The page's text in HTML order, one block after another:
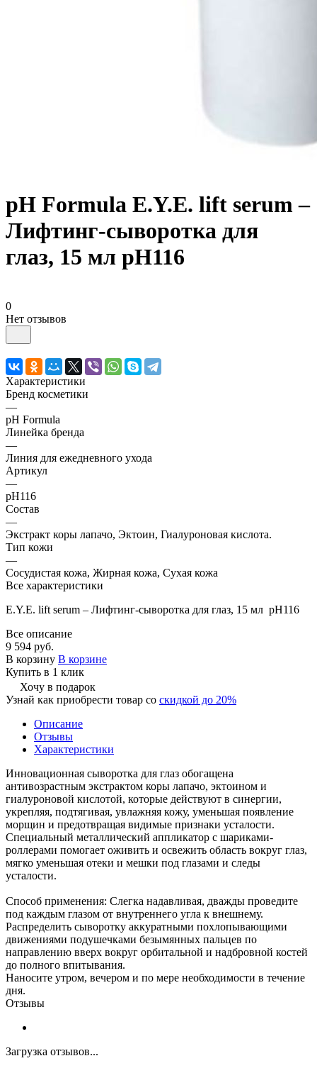
pH Formula E.Y.E. lift serum –
Лифтинг-сыворотка для
глаз, 15 мл pH116
0
Нет отзывов
Характеристики
Бренд косметики
—
pH Formula
Линейка бренда
—
Линия для ежедневного ухода
Артикул
—
pH116
Состав
—
Экстракт коры лапачо, Эктоин, Гиалуроновая кислота.
Тип кожи
—
Сосудистая кожа, Жирная кожа, Сухая кожа
Все характеристики
E.Y.E. lift serum – Лифтинг-сыворотка для глаз, 15 мл pH116
Все описание
9 594 руб.
В корзину В корзине
Купить в 1 клик
Хочу в подарок
Узнай как приобрести товар со скидкой до 20%
Описание
Отзывы
Характеристики
Инновационная сыворотка для глаз обогащена
антивозрастным экстрактом коры лапачо, эктоином и
гиалуроновой кислотой, которые действуют в синергии,
укрепляя, подтягивая, увлажняя кожу, уменьшая появление
морщин и предотвращая видимые признаки усталости.
Специальный металлический аппликатор с шариками-
роллерами помогает оживить и освежить область вокруг глаз,
мягко уменьшая отеки и мешки под глазами и следы
усталости.
Способ применения: Слегка надавливая, дважды проведите
под каждым глазом от внутреннего угла к внешнему.
Распределить сыворотку аккуратными похлопывающими
движениями подушечками безымянных пальцев по
направлению вверх вокруг орбитальной и надбровной костей
до полного впитывания.
Наносите утром, вечером и по мере необходимости в течение
дня.
Отзывы
Загрузка отзывов...